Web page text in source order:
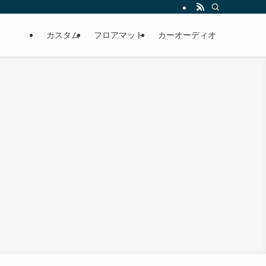
カスタム フロアマット カーオーディオ